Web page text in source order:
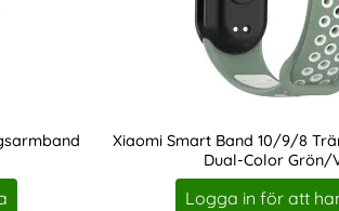
Xiaomi Smart Band 10/9/8
Dual-Color Grön/
Art. nr 219545
Logga in för att